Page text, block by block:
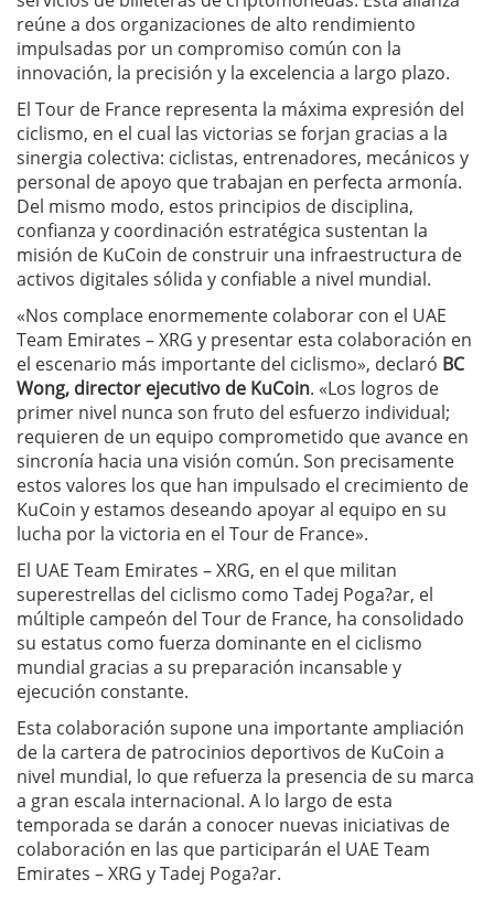
reúne a dos organizaciones de alto rendimiento
impulsadas por un compromiso común con la
innovación, la precisión y la excelencia a largo plazo.
El Tour de France representa la máxima expresión del
ciclismo, en el cual las victorias se forjan gracias a la
sinergia colectiva: ciclistas, entrenadores, mecánicos y
personal de apoyo que trabajan en perfecta armonía.
Del mismo modo, estos principios de disciplina,
confianza y coordinación estratégica sustentan la
misión de KuCoin de construir una infraestructura de
activos digitales sólida y confiable a nivel mundial.
«Nos complace enormemente colaborar con el UAE
Team Emirates – XRG y presentar esta colaboración en
el escenario más importante del ciclismo», declaró BC
Wong, director ejecutivo de KuCoin. «Los logros de
primer nivel nunca son fruto del esfuerzo individual;
requieren de un equipo comprometido que avance en
sincronía hacia una visión común. Son precisamente
estos valores los que han impulsado el crecimiento de
KuCoin y estamos deseando apoyar al equipo en su
lucha por la victoria en el Tour de France».
El UAE Team Emirates – XRG, en el que militan
superestrellas del ciclismo como Tadej Poga?ar, el
múltiple campeón del Tour de France, ha consolidado
su estatus como fuerza dominante en el ciclismo
mundial gracias a su preparación incansable y
ejecución constante.
Esta colaboración supone una importante ampliación
de la cartera de patrocinios deportivos de KuCoin a
nivel mundial, lo que refuerza la presencia de su marca
a gran escala internacional. A lo largo de esta
temporada se darán a conocer nuevas iniciativas de
colaboración en las que participarán el UAE Team
Emirates – XRG y Tadej Poga?ar.